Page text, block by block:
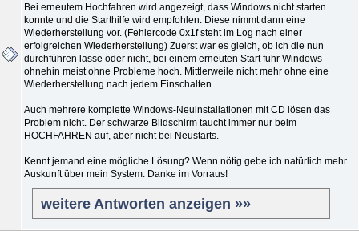
Bei erneutem Hochfahren wird angezeigt, dass Windows nicht starten
konnte und die Starthilfe wird empfohlen. Diese nimmt dann eine
Wiederherstellung vor. (Fehlercode 0x1f steht im Log nach einer
erfolgreichen Wiederherstellung) Zuerst war es gleich, ob ich die nun
durchführen lasse oder nicht, bei einem erneuten Start fuhr Windows
ohnehin meist ohne Probleme hoch. Mittlerweile nicht mehr ohne eine
Wiederherstellung nach jedem Einschalten.
Auch mehrere komplette Windows-Neuinstallationen mit CD lösen das
Problem nicht. Der schwarze Bildschirm taucht immer nur beim
HOCHFAHREN auf, aber nicht bei Neustarts.
Kennt jemand eine mögliche Lösung? Wenn nötig gebe ich natürlich mehr
Auskunft über mein System. Danke im Vorraus!
weitere Antworten anzeigen »»